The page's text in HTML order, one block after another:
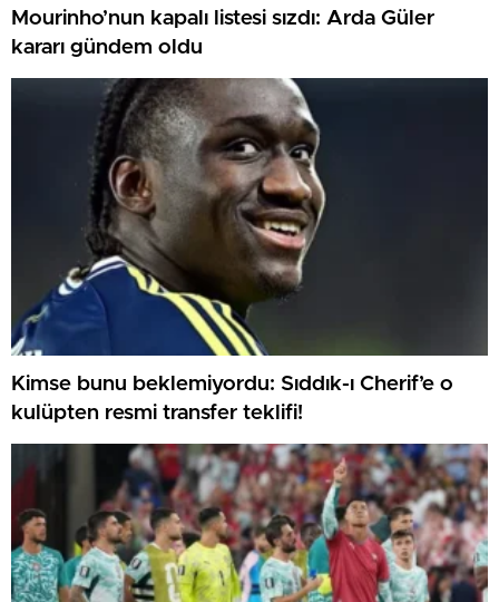
Mourinho’nun kapalı listesi sızdı: Arda Güler
kararı gündem oldu
Kimse bunu beklemiyordu: Sıddık-ı Cherif’e o
kulüpten resmi transfer teklifi!